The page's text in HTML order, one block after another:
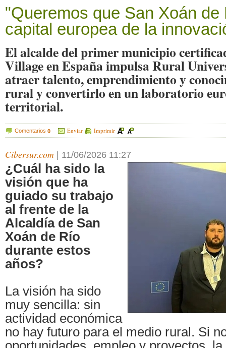
"Queremos que San Xoán de
capital europea de la
El alcalde del primer municipio
Village en España impulsa Rural
atraer talento, emprendimiento y
rural y convertirlo en un laboratorio
territorial.
Comentarios 0 Enviar Imprimir
Cibersur.com 11/06/2026 11:27
¿Cuál ha sido la
visión que ha
guiado su trabajo
al frente de la
Alcaldía de San
Xoán de Río
durante estos
años?
La visión ha sido
muy sencilla: sin
actividad económica
no hay futuro para el medio rural. Si